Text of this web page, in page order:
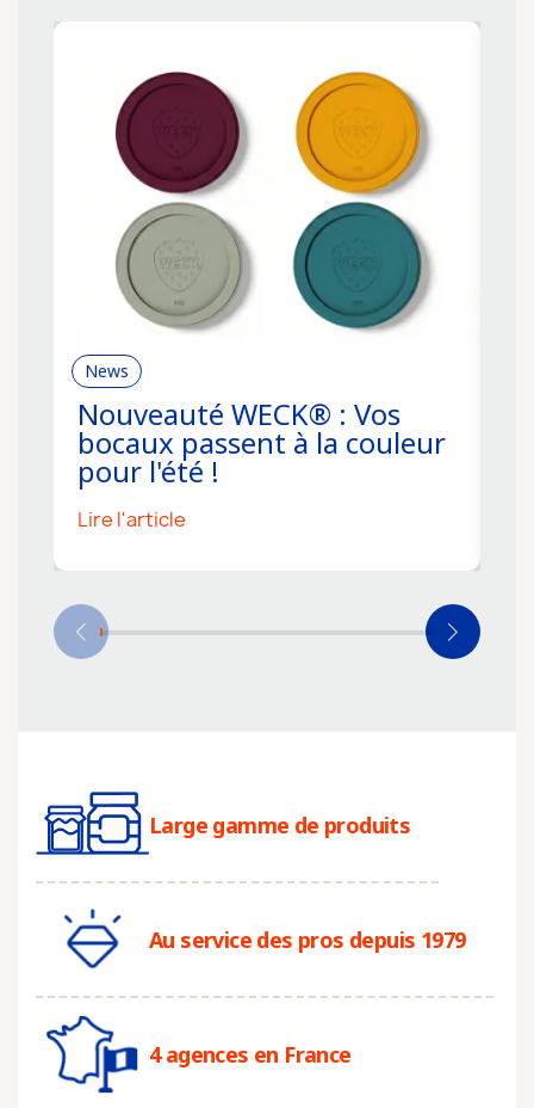
News
Nouveauté WECK® : Vos
bocaux passent à la couleur
pour l'été !
Lire l'article
Large gamme de produits
Au service des pros depuis 1979
4 agences en France